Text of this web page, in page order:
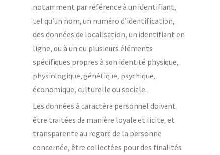
notamment par référence à un identifiant,
tel qu’un nom, un numéro d’identification,
des données de localisation, un identifiant en
ligne, ou à un ou plusieurs éléments
spécifiques propres à son identité physique,
physiologique, génétique, psychique,
économique, culturelle ou sociale.
Les données à caractère personnel doivent
être traitées de manière loyale et licite, et
transparente au regard de la personne
concernée, être collectées pour des finalités